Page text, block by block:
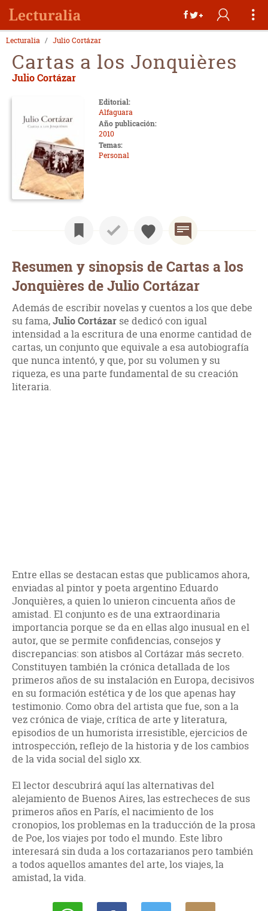
Lecturalia Julio Cortázar
Cartas a los Jonquières
Julio Cortázar
Editorial:
Alfaguara
Año publicación:
2010
Temas:
Personal
Resumen y sinopsis de Cartas a los
Jonquières de Julio Cortázar
Además de escribir novelas y cuentos a los que debe
su fama,Julio Cortázar se dedicó con igual
intensidad a la escritura de una enorme cantidad de
cartas, un conjunto que equivale a esa autobiografía
que nunca intentó, y que, por su volumen y su
riqueza, es una parte fundamental de su creación
literaria.
Entre ellas se destacan estas que publicamos ahora,
enviadas al pintor y poeta argentino Eduardo
Jonquières, a quien lo unieron cincuenta años de
amistad. El conjunto es de una extraordinaria
importancia porque se da en ellas algo inusual en el
autor, que se permite confidencias, consejos y
discrepancias: son atisbos al Cortázar más secreto.
Constituyen también la crónica detallada de los
primeros años de su instalación en Europa, decisivos
en su formación estética y de los que apenas hay
testimonio. Como obra del artista que fue, son a la
vez crónica de viaje, crítica de arte y literatura,
episodios de un humorista irresistible, ejercicios de
introspección, reflejo de la historia y de los cambios
de la vida social del siglo xx.
El lector descubrirá aquí las alternativas del
alejamiento de Buenos Aires, las estrecheces de sus
primeros años en París, el nacimiento de los
cronopios, los problemas en la traducción de la prosa
de Poe, los viajes por todo el mundo. Este libro
interesará sin duda a los cortazarianos pero también
a todos aquellos amantes del arte, los viajes, la
amistad, la vida.